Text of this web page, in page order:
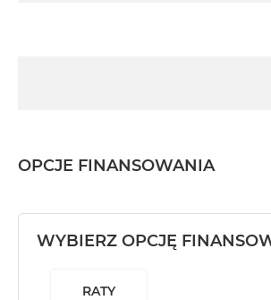
OPCJE FINANSOWANIA
WYBIERZ OPCJĘ
RATY